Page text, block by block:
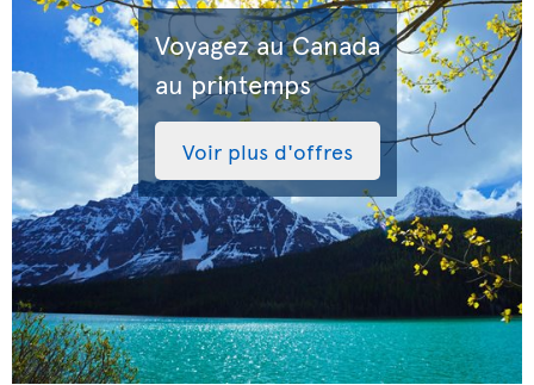
Voyagez au Canada
au printemps
Voir plus d'offres